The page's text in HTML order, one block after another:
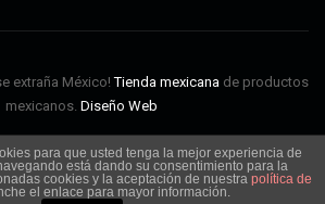
para que usted tenga la mejor experiencia de
está dando su consentimiento para la
cookies y la aceptación de nuestra política de
el enlace para mayor información.
extraña México!Tienda mexicana de productos
mexicanos. Diseño Web
Política de cookies
Política de privacidad
Condiciones de Uso